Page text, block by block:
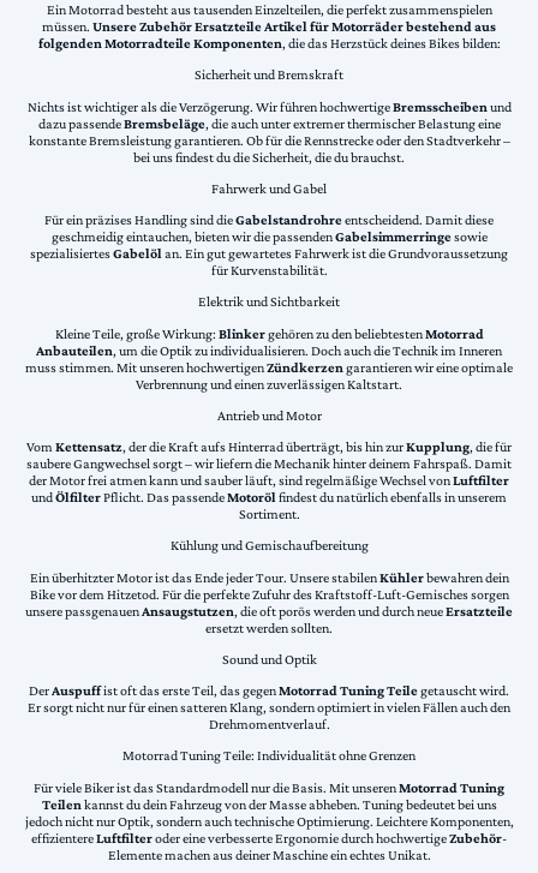
Ein Motorrad besteht aus tausenden Einzelteilen, die perfekt zusammenspielen
müssen. Unsere Zubehör Ersatzteile Artikel für Motorräder bestehend aus
folgenden Motorradteile Komponenten, die das Herzstück deines Bikes bilden:
Sicherheit und Bremskraft
Nichts ist wichtiger als die Verzögerung. Wir führen hochwertigeBremsscheiben und
dazu passendeBremsbeläge, die auch unter extremer thermischer Belastung eine
konstante Bremsleistung garantieren. Ob für die Rennstrecke oder den Stadtverkehr –
bei uns findest du die Sicherheit, die du brauchst.
Fahrwerk und Gabel
Für ein präzises Handling sind dieGabelstandrohreentscheidend. Damit diese
geschmeidig eintauchen, bieten wir die passendenGabelsimmerringesowie
spezialisiertesGabelölan. Ein gut gewartetes Fahrwerk ist die Grundvoraussetzung
für Kurvenstabilität.
Elektrik und Sichtbarkeit
Kleine Teile, große Wirkung: Blinkergehören zu den beliebtestenMotorrad
Anbauteilen, um die Optik zu individualisieren. Doch auch die Technik im Inneren
muss stimmen. Mit unseren hochwertigenZündkerzen garantieren wir eine optimale
Verbrennung und einen zuverlässigen Kaltstart.
Antrieb und Motor
VomKettensatz, der die Kraft aufs Hinterrad überträgt, bis hin zurKupplung, die für
saubere Gangwechsel sorgt – wir liefern die Mechanik hinter deinem Fahrspaß. Damit
der Motor frei atmen kann und sauber läuft, sind regelmäßige Wechsel vonLuftfilter
undÖlfilterPflicht. Das passendeMotorölfindest du natürlich ebenfalls in unserem
Sortiment.
Kühlung und Gemischaufbereitung
Ein überhitzter Motor ist das Ende jeder Tour. Unsere stabilenKühlerbewahren dein
Bike vor dem Hitzetod. Für die perfekte Zufuhr des Kraftstoff-Luft-Gemisches sorgen
unsere passgenauenAnsaugstutzen, die oft porös werden und durch neueErsatzteile
ersetzt werden sollten.
Sound und Optik
DerAuspuffist oft das erste Teil, das gegenMotorrad Tuning Teilegetauscht wird.
Er sorgt nicht nur für einen satteren Klang, sondern optimiert in vielen Fällen auch den
Drehmomentverlauf.
Motorrad Tuning Teile: Individualität ohne Grenzen
Für viele Biker ist das Standardmodell nur die Basis. Mit unserenMotorrad Tuning
Teilen kannst du dein Fahrzeug von der Masse abheben. Tuning bedeutet bei uns
jedoch nicht nur Optik, sondern auch technische Optimierung. Leichtere Komponenten,
effizientereLuftfilteroder eine verbesserte Ergonomie durch hochwertigeZubehör-
Elemente machen aus deiner Maschine ein echtes Unikat.